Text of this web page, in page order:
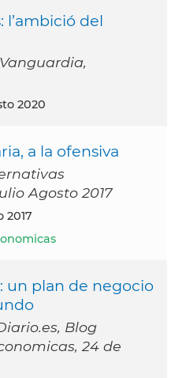
l’ambició del
2020
a la ofensiva
Agosto 2017
2017
un plan de negocio
Blog
24 de